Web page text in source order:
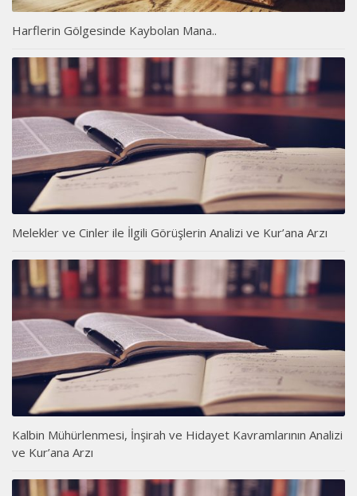
Harflerin Gölgesinde Kaybolan Mana..
Melekler ve Cinler ile İlgili Görüşlerin Analizi ve Kur’ana Arzı
Kalbin Mühürlenmesi, İnşirah ve Hidayet Kavramlarının Analizi
ve Kur’ana Arzı